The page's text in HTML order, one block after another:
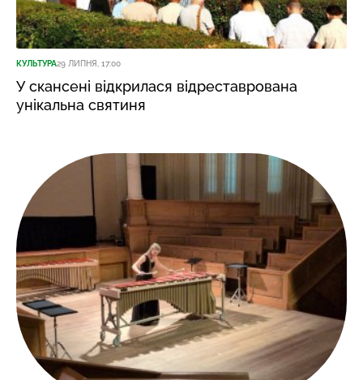
КУЛЬТУРА29 ЛИПНЯ, 17:00
У скансені відкрилася відреставрована
унікальна святиня